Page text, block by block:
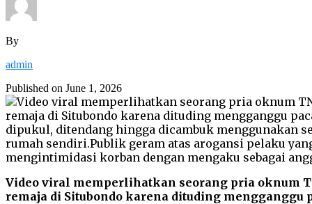
By
admin
Published on June 1, 2026
Video viral memperlihatkan seorang pria oknum
remaja di Situbondo karena dituding mengganggu